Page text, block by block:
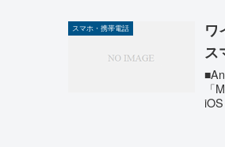
スマホ・携帯電話
ワ
ス
「